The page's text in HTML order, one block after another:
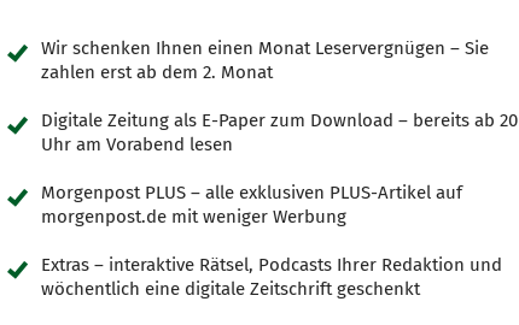
Wir schenken Ihnen einen Monat Leservergnügen – Sie
zahlen erst ab dem 2. Monat
Digitale Zeitung als E-Paper zum Download – bereits ab 20
Uhr am Vorabend lesen
Morgenpost PLUS – alle exklusiven PLUS-Artikel auf
morgenpost.de mit weniger Werbung
Extras – interaktive Rätsel, Podcasts Ihrer Redaktion und
wöchentlich eine digitale Zeitschrift geschenkt